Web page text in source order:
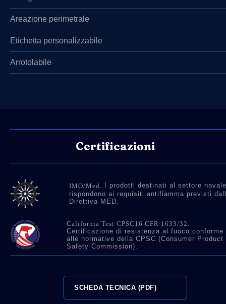
Areazione perimetrale
Etichetta personalizzabile
Arrotolabile
Certificazioni
IMO/Med.
I prodotti destinati al settore navale
rispondono ai requisiti antifiamma previsti
Direttiva MED.
California Test CPSC16 CFR 1633/32.
Certificazione di resistenza al fuoco conforme
alle normative della CPSC (Consumer Product
Safety Commission).
SCHEDA TECNICA (PDF)